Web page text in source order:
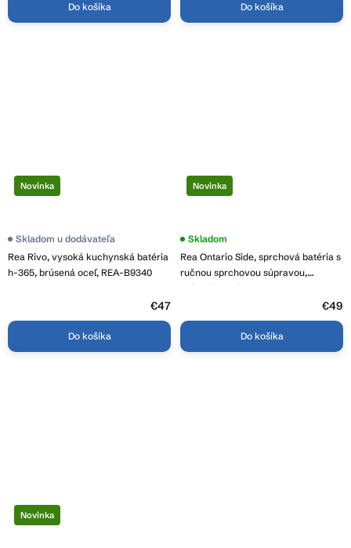
Do košíka Do košíka
Novinka
Rea Rivo, vysoká kuchynská batéria
h-365, brúsená oceľ, REA-B9340
Skladom u dodávateľa
€47
Do košíka
Novinka
Rea Ontario Side, sprchová batéria s
ručnou sprchovou súpravou,
brúsená oceľ, REA-B6550
Skladom
€49
Do košíka
Novinka